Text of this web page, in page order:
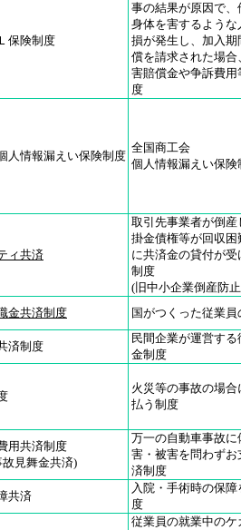
保険制度
事の結果が原因で、
身体を害するような
損が発生し、加入期
償を請求された場合
害賠償金や争訴費用
度
人情報漏えい保険制度
全国商工会
個人情報漏えい保険
ィ共済
取引先事業者が倒産
掛金債権等が回収困
に共済金の貸付が
制度
(旧中小企業倒産防
金共済制度
国がつくった従業
済制度
民間企業が運営す
金制度
火災等の事故の場
払う制度
用共済制度
見舞金共済)
万一の自動車事故に
害・被害を問わずお
済制度
共済
入院・手術時の保
度
従業員の就業中のケ